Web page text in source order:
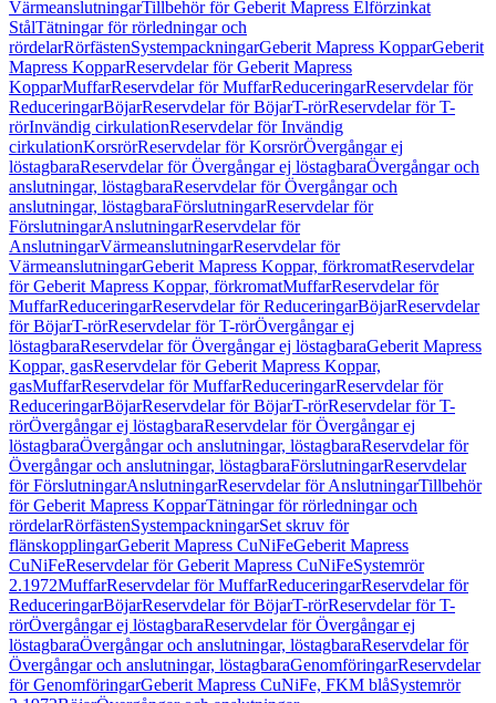
VärmeanslutningarTillbehör för Geberit Mapress Elförzinkat
StålTätningar för rörledningar och
rördelarRörfästenSystempackningarGeberit Mapress KopparGeberit
Mapress KopparReservdelar för Geberit Mapress
KopparMuffarReservdelar för MuffarReduceringarReservdelar för
ReduceringarBöjarReservdelar för BöjarT-rörReservdelar för T-
rörInvändig cirkulationReservdelar för Invändig
cirkulationKorsrörReservdelar för KorsrörÖvergångar ej
löstagbaraReservdelar för Övergångar ej löstagbaraÖvergångar och
anslutningar, löstagbaraReservdelar för Övergångar och
anslutningar, löstagbaraFörslutningarReservdelar för
FörslutningarAnslutningarReservdelar för
AnslutningarVärmeanslutningarReservdelar för
VärmeanslutningarGeberit Mapress Koppar, förkromatReservdelar
för Geberit Mapress Koppar, förkromatMuffarReservdelar för
MuffarReduceringarReservdelar för ReduceringarBöjarReservdelar
för BöjarT-rörReservdelar för T-rörÖvergångar ej
löstagbaraReservdelar för Övergångar ej löstagbaraGeberit Mapress
Koppar, gasReservdelar för Geberit Mapress Koppar,
gasMuffarReservdelar för MuffarReduceringarReservdelar för
ReduceringarBöjarReservdelar för BöjarT-rörReservdelar för T-
rörÖvergångar ej löstagbaraReservdelar för Övergångar ej
löstagbaraÖvergångar och anslutningar, löstagbaraReservdelar för
Övergångar och anslutningar, löstagbaraFörslutningarReservdelar
för FörslutningarAnslutningarReservdelar för AnslutningarTillbehör
för Geberit Mapress KopparTätningar för rörledningar och
rördelarRörfästenSystempackningarSet skruv för
flänskopplingarGeberit Mapress CuNiFeGeberit Mapress
CuNiFeReservdelar för Geberit Mapress CuNiFeSystemrör
2.1972MuffarReservdelar för MuffarReduceringarReservdelar för
ReduceringarBöjarReservdelar för BöjarT-rörReservdelar för T-
rörÖvergångar ej löstagbaraReservdelar för Övergångar ej
löstagbaraÖvergångar och anslutningar, löstagbaraReservdelar för
Övergångar och anslutningar, löstagbaraGenomföringarReservdelar
för GenomföringarGeberit Mapress CuNiFe, FKM blåSystemrör